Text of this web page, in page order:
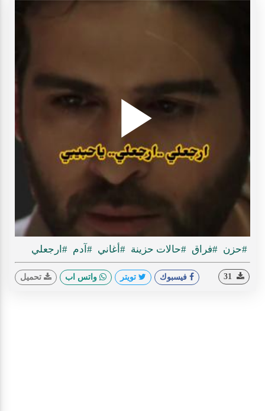
Play
#حزن #فراق #حالات حزينة #أغاني #آدم #ارجعلي
فيسبوك تويتر واتس اب تحميل